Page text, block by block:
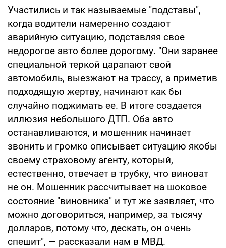
Участились и так называемые "подставы",
когда водители намеренно создают
аварийную ситуацию, подставляя свое
недорогое авто более дорогому. "Они заранее
специальной теркой царапают свой
автомобиль, выезжают на трассу, а приметив
подходящую жертву, начинают как бы
случайно поджимать ее. В итоге создается
иллюзия небольшого ДТП. Оба авто
останавливаются, и мошенник начинает
звонить и громко описывает ситуацию якобы
своему страховому агенту, который,
естественно, отвечает в трубку, что виноват
не он. Мошенник рассчитывает на шоковое
состояние "виновника" и тут же заявляет, что
можно договориться, например, за тысячу
долларов, потому что, дескать, он очень
спешит", — рассказали нам в МВД.